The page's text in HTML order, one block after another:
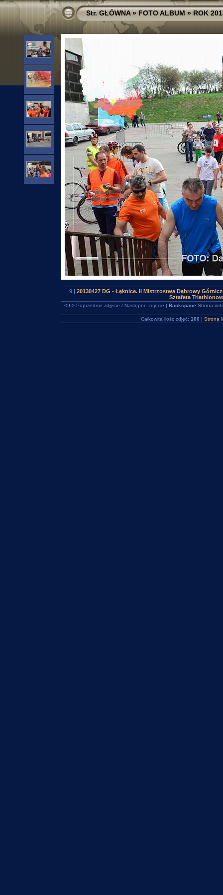
Str. GŁÓWNA»FOTO ALBUM»ROK
9 | 20130427 DG - Łęknice. II Mistrzostwa Dąbrowy
Sztafeta
<-/->Poprzednie zdjęcie / Następne zdjęcie | Backspace Strona
Całkowita ilość zdjęć: 100 | Strona